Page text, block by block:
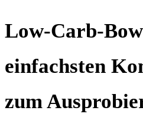
Low-Carb-
einfachsten
zum